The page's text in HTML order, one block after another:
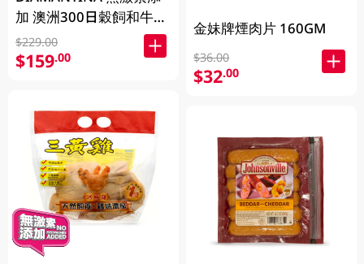
加 澳洲300日穀飼和牛西
冷扒SB4+ 200克
$229.00
$159.00
金妹牌煙肉片 160GM
$36.00
$32.00